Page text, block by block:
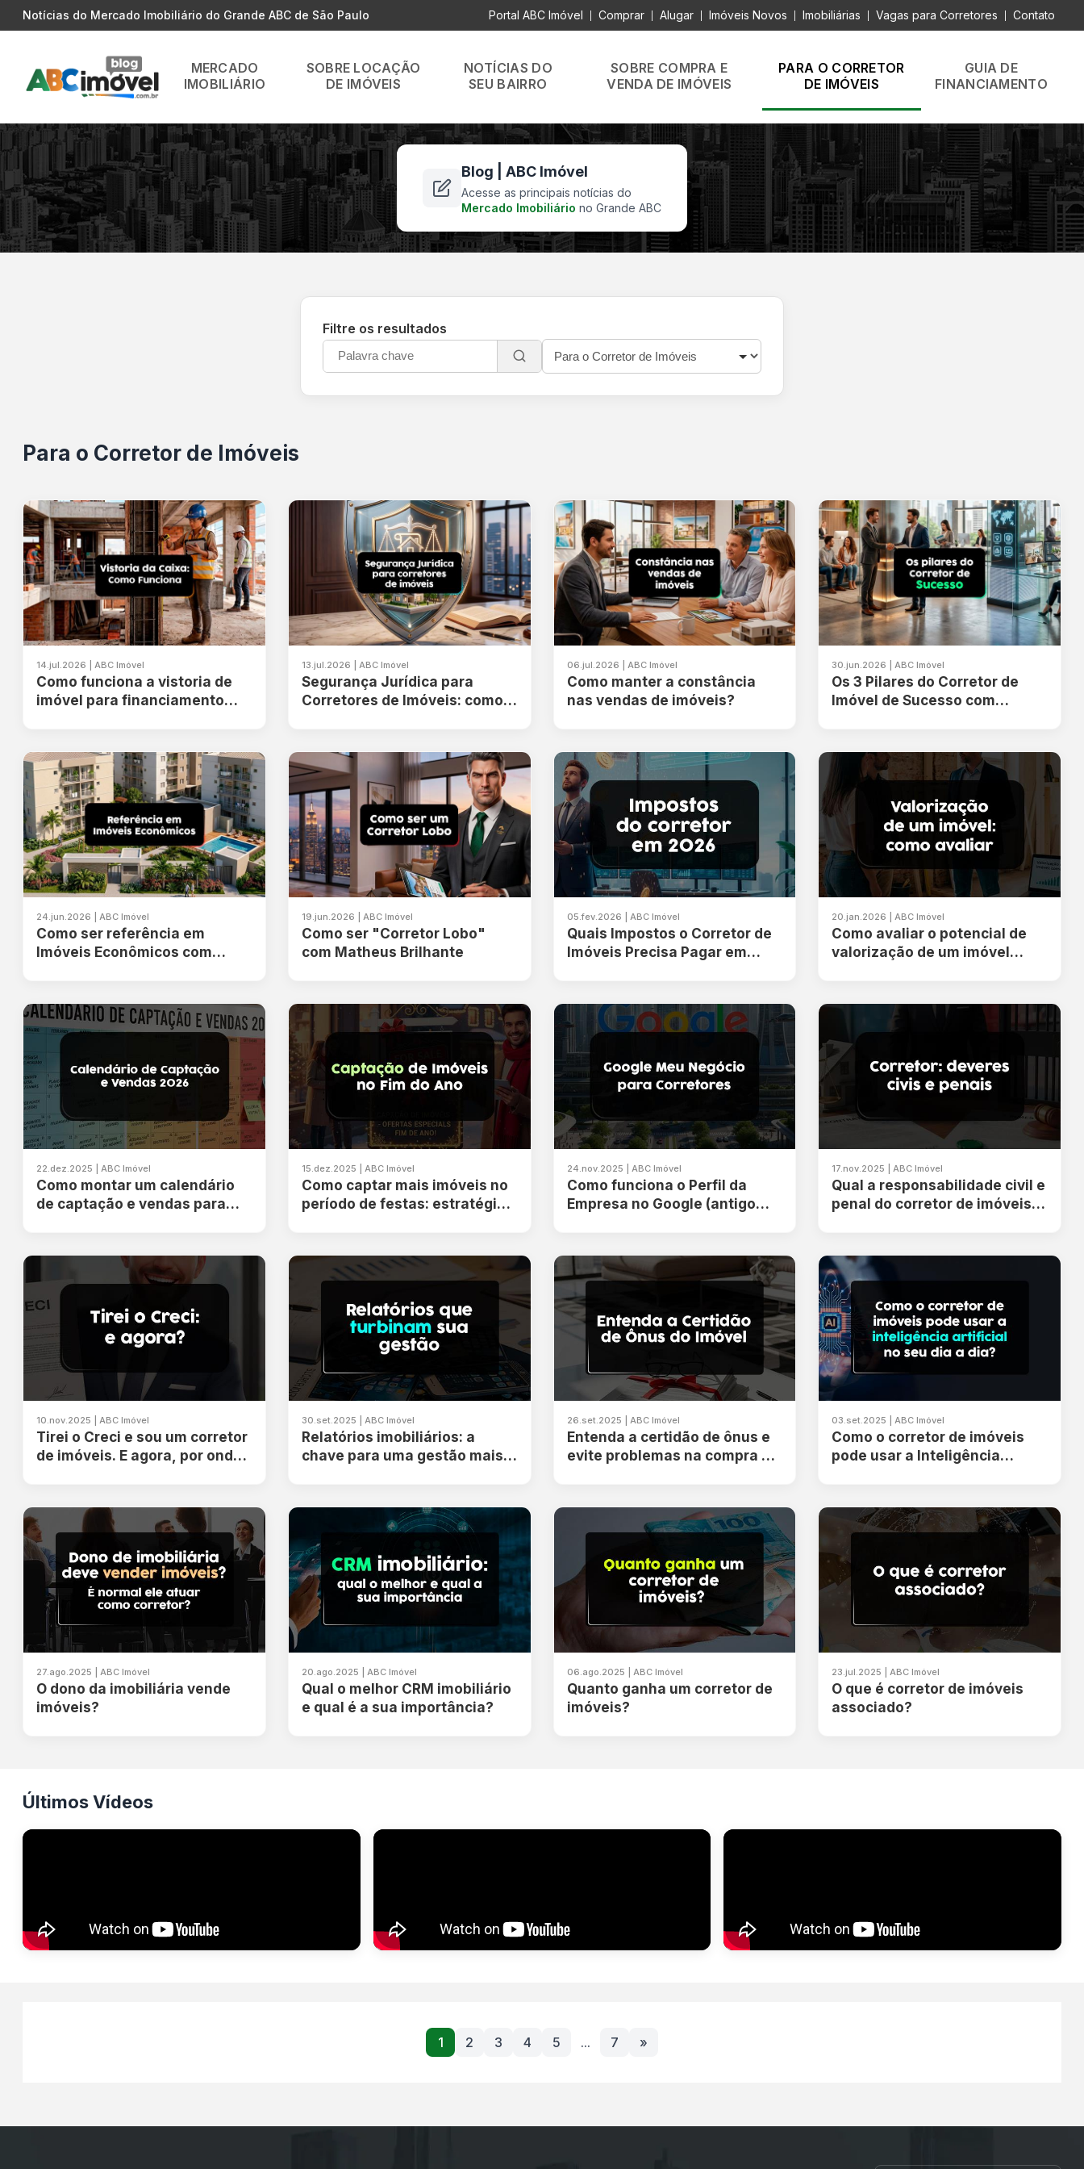
Notícias do Mercado Imobiliário do Grande ABC de São Paulo Portal ABC Imóvel Comprar Alugar Imóveis Novos Imobiliárias Vagas para Corretores Contato
MERCADO
IMOBILIÁRIO
SOBRE LOCAÇÃO
DE IMÓVEIS
NOTÍCIAS DO
SEU BAIRRO
SOBRE COMPRA E
VENDA DE IMÓVEIS
PARA O CORRETOR
DE IMÓVEIS
GUIA DE
FINANCIAMENTO
Blog | ABC Imóvel
Acesse as principais notícias do
Mercado Imobiliário no Grande ABC
Filtre os resultados
Para o Corretor de Imóveis
14.jul.2026 | ABC Imóvel
Como funciona a vistoria de
imóvel para financiamento
13.jul.2026 | ABC Imóvel
Segurança Jurídica para
Corretores de Imóveis: como
06.jul.2026 | ABC Imóvel
Como manter a constância
nas vendas de imóveis?
30.jun.2026 | ABC Imóvel
Os 3 Pilares do Corretor de
Imóvel de Sucesso com
24.jun.2026 | ABC Imóvel
Como ser referência em
Imóveis Econômicos com
19.jun.2026 | ABC Imóvel
Como ser "Corretor Lobo"
com Matheus Brilhante
05.fev.2026 | ABC Imóvel
Quais Impostos o Corretor de
Imóveis Precisa Pagar em
20.jan.2026 | ABC Imóvel
Como avaliar o potencial de
valorização de um imóvel
22.dez.2025 | ABC Imóvel
Como montar um calendário
de captação e vendas para
15.dez.2025 | ABC Imóvel
Como captar mais imóveis no
período de festas: estratégias
24.nov.2025 | ABC Imóvel
Como funciona o Perfil da
Empresa no Google (antigo
17.nov.2025 | ABC Imóvel
Qual a responsabilidade civil e
penal do corretor de imóveis
10.nov.2025 | ABC Imóvel
Tirei o Creci e sou um corretor
de imóveis. E agora, por onde
30.set.2025 | ABC Imóvel
Relatórios imobiliários: a
chave para uma gestão mais
26.set.2025 | ABC Imóvel
Entenda a certidão de ônus e
evite problemas na compra de
03.set.2025 | ABC Imóvel
Como o corretor de imóveis
pode usar a Inteligência
27.ago.2025 | ABC Imóvel
O dono da imobiliária vende
imóveis?
20.ago.2025 | ABC Imóvel
Qual o melhor CRM imobiliário
e qual é a sua importância?
06.ago.2025 | ABC Imóvel
Quanto ganha um corretor de
imóveis?
23.jul.2025 | ABC Imóvel
O que é corretor de imóveis
associado?
Últimos Vídeos
1 2 3 4 5 ... 7 »